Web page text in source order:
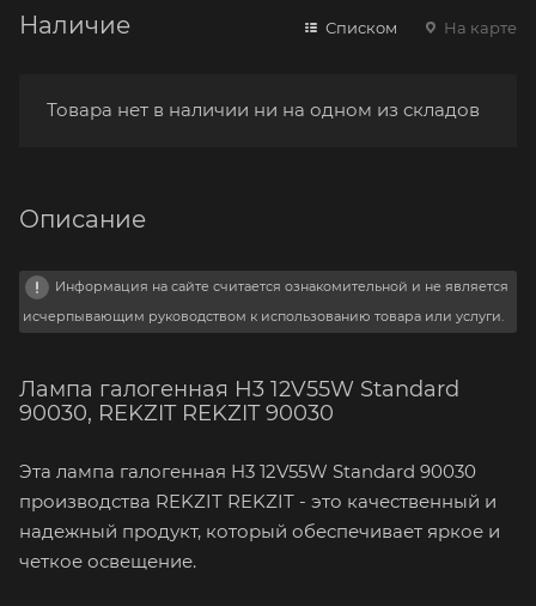
Наличие Списком На карте
Товара нет в наличии ни на одном из складов
Описание
Информация на сайте считается ознакомительной и не является
исчерпывающим руководством к использованию товара или услуги.
Лампа галогенная H3 12V55W Standard
90030, REKZIT REKZIT 90030
Эта лампа галогенная H3 12V55W Standard 90030
производства REKZIT REKZIT - это качественный и
надежный продукт, который обеспечивает яркое и
четкое освещение.